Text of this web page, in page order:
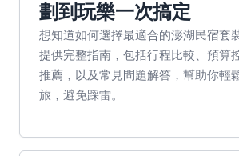
劃到玩樂一次搞定
想知道如何選擇最適合的澎湖民宿套
提供完整指南，包括行程比較、預算
推薦，以及常見問題解答，幫助你輕
旅，避免踩雷。